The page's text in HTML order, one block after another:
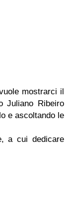
mostrarci il
Juliano Ribeiro
e ascoltando le
a cui dedicare